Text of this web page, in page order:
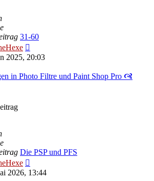
31-60
Beitrag
2025, 20:03
in Photo Filtre und Paint Shop Pro 🙧
Die PSP und PFS
Beitrag
2026, 13:44